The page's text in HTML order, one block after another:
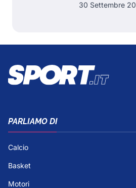
30 Settembre
PARLIAMO DI
Calcio
Basket
Motori